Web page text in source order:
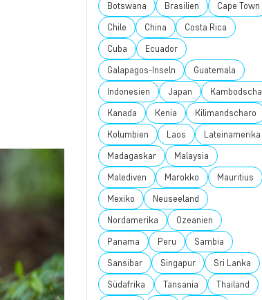
Botswana Brasilien Cape Town
Chile China Costa Rica
Cuba Ecuador
Galapagos-Inseln Guatemala
Indonesien Japan Kambodscha
Kanada Kenia Kilimandscharo
Kolumbien Laos Lateinamerika
Madagaskar Malaysia
Malediven Marokko Mauritius
Mexiko Neuseeland
Nordamerika Ozeanien
Panama Peru Sambia
Sansibar Singapur Sri Lanka
Südafrika Tansania Thailand